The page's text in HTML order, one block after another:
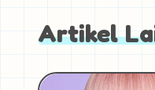
Artikel